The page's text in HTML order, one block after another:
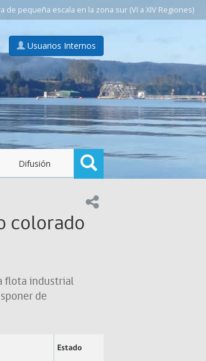
pequeña escala en la zona sur (VI a XIV Regiones)
Usuarios Internos
Buscar
Difusión
Compartir en:
colorado
flota industrial
de
Estado